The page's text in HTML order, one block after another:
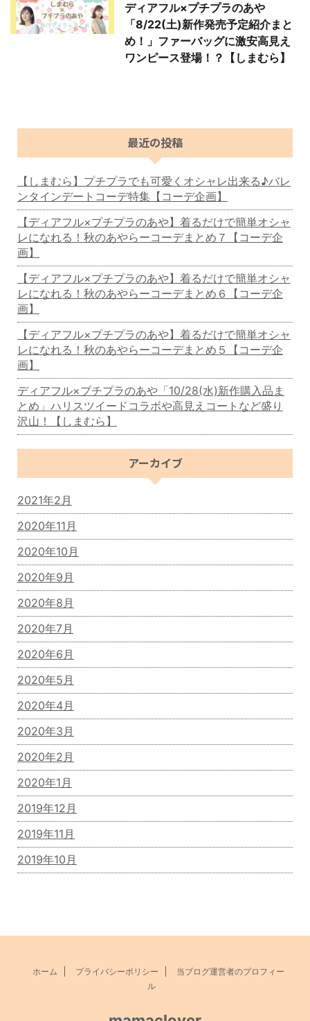
ディアフル×プチプラのあや
「8/22(土)新作発売予定紹介まと
め！」ファーバッグに激安高見え
ワンピース登場！？【しまむら】
最近の投稿
【しまむら】プチプラでも可愛くオシャレ出来る♪バレ
ンタインデートコーデ特集【コーデ企画】
【ディアフル×プチプラのあや】着るだけで簡単オシャ
レになれる！秋のあやらーコーデまとめ７【コーデ企
画】
【ディアフル×プチプラのあや】着るだけで簡単オシャ
レになれる！秋のあやらーコーデまとめ６【コーデ企
画】
【ディアフル×プチプラのあや】着るだけで簡単オシャ
レになれる！秋のあやらーコーデまとめ５【コーデ企
画】
ディアフル×プチプラのあや「10/28(水)新作購入品ま
とめ」ハリスツイードコラボや高見えコートなど盛り
沢山！【しまむら】
アーカイブ
2021年2月
2020年11月
2020年10月
2020年9月
2020年8月
2020年7月
2020年6月
2020年5月
2020年4月
2020年3月
2020年2月
2020年1月
2019年12月
2019年11月
2019年10月
ホーム プライバシーポリシー
当ブログ運営者のプロフィー
ル